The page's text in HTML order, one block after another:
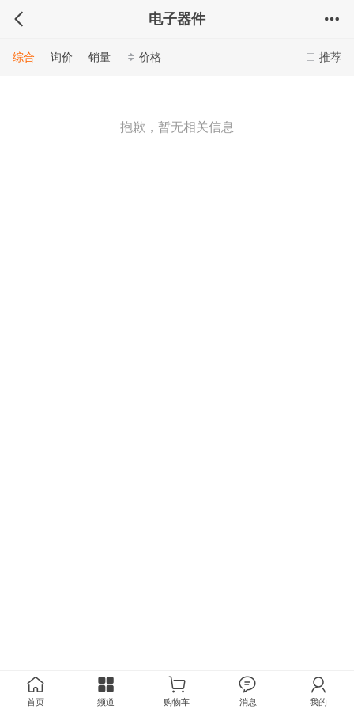
电子器件
推荐
综合 询价 销量 价格
抱歉，暂无相关信息
首页 频道 购物车 消息 我的